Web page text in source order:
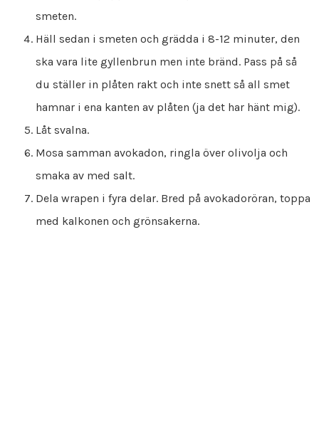
smeten.
Häll sedan i smeten och grädda i 8-12 minuter, den
ska vara lite gyllenbrun men inte bränd. Pass på så
du ställer in plåten rakt och inte snett så all smet
hamnar i ena kanten av plåten (ja det har hänt mig).
Låt svalna.
Mosa samman avokadon, ringla över olivolja och
smaka av med salt.
Dela wrapen i fyra delar. Bred på avokadoröran, toppa
med kalkonen och grönsakerna.